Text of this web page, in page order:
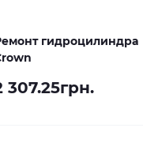
гидроцилиндра
307.25грн.